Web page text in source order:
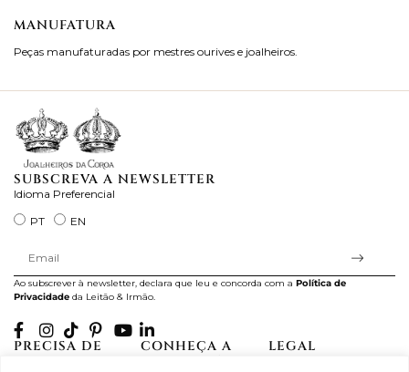
MANUFATURA
Peças manufaturadas por mestres ourives e joalheiros.
SUBSCREVA A NEWSLETTER
Idioma Preferencial
PT
EN
Ao subscrever à newsletter, declara que leu e concorda com a Política de
Privacidade da Leitão & Irmão.
PRECISA DE
CONHEÇA A
LEGAL